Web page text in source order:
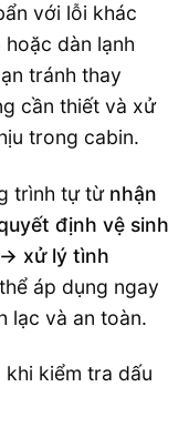
với lỗi khác
dàn lạnh
tránh thay
cần thiết và xử
trong cabin.
trình tự từ nhận
định vệ sinh
xử lý tình
áp dụng ngay
lạc và an toàn.